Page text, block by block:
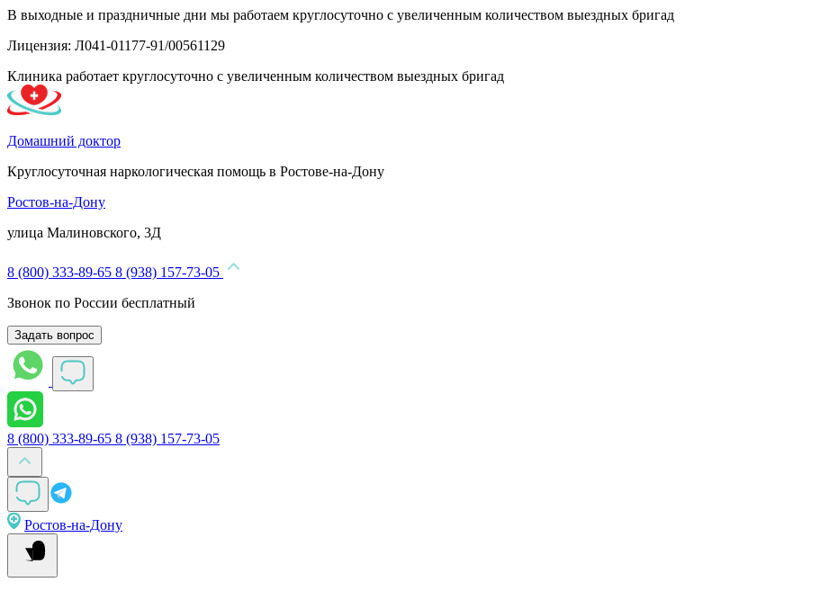
В выходные и праздничные дни мы работаем круглосуточно с увеличенным количеством выездных бригад
Лицензия: Л041-01177-91/00561129
Клиника работает круглосуточно с увеличенным количеством выездных бригад
Домашний доктор
Круглосуточная наркологическая помощь в Ростове-на-Дону
Ростов-на-Дону
улица Малиновского, 3Д
8 (800) 333-89-65 8 (938) 157-73-05
Звонок по России бесплатный
Задать вопрос
8 (800) 333-89-65 8 (938) 157-73-05
Ростов-на-Дону